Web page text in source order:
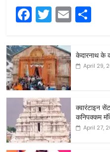
F
c
e
b
o
o
k
T
itt
er
E
ai ar
e
केदारनाथ के
April 29,
क्वारंटाइन
कनिपक्कम
April 27,